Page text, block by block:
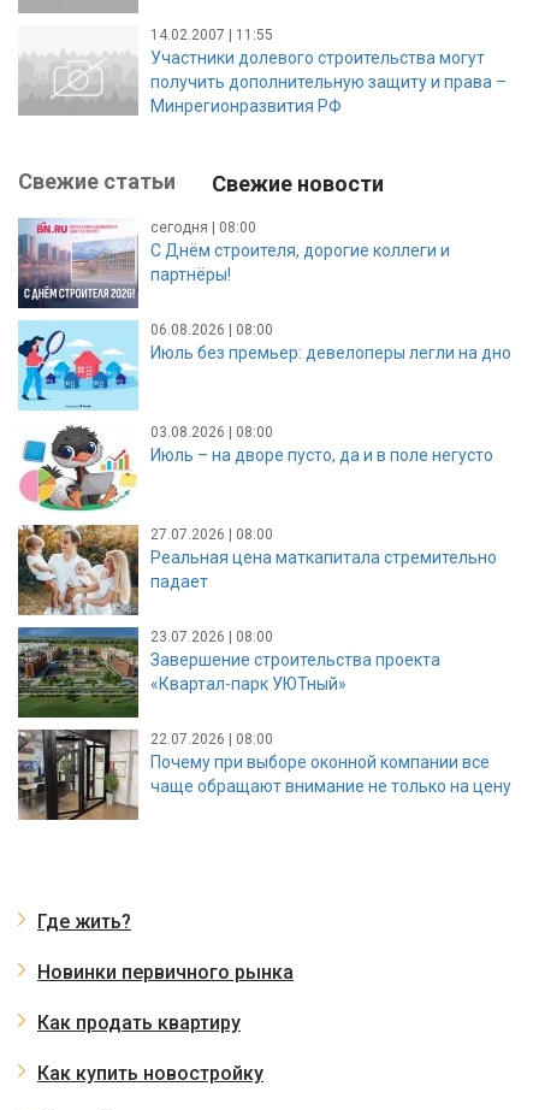
14.02.2007 | 11:55
Участники долевого строительства могут
получить дополнительную защиту и права –
Минрегионразвития РФ
Свежие статьи Свежие новости
сегодня | 08:00
С Днём строителя, дорогие коллеги и
партнёры!
06.08.2026 | 08:00
Июль без премьер: девелоперы легли на дно
03.08.2026 | 08:00
Июль – на дворе пусто, да и в поле негусто
27.07.2026 | 08:00
Реальная цена маткапитала стремительно
падает
23.07.2026 | 08:00
Завершение строительства проекта
«Квартал-парк УЮТный»
22.07.2026 | 08:00
Почему при выборе оконной компании все
чаще обращают внимание не только на цену
Где жить?
Новинки первичного рынка
Как продать квартиру
Как купить новостройку